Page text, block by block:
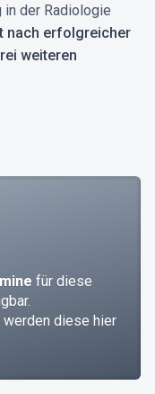
der Radiologie
nach erfolgreicher
weiteren
für diese
diese hier